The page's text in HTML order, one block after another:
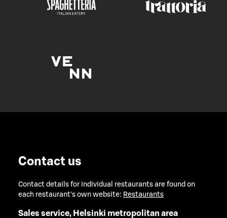
Contact us
Contact details for individual restaurants are found on
each restaurant's own website: Restaurants
Sales service, Helsinki metropolitan area